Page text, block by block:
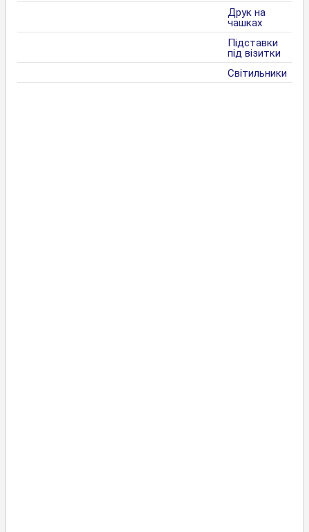
Друк на
чашках
Підставки
під візитки
Світильники